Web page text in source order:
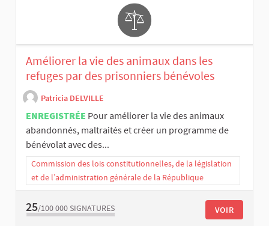
Améliorer la vie des animaux dans les
refuges par des prisonniers bénévoles
Patricia DELVILLE
ENREGISTRÉE Pour améliorer la vie des animaux
abandonnés, maltraités et créer un programme de
bénévolat avec des...
Commission des lois constitutionnelles, de la législation
et de l’administration générale de la République
25/100 000 SIGNATURES VOIR